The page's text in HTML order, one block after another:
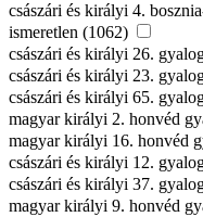
császári és királyi 4.
ismeretlen (1062)
császári és királyi 26.
császári és királyi 23.
császári és királyi 65.
magyar királyi 2. honvéd
magyar királyi 16. honvéd
császári és királyi 12.
császári és királyi 37.
magyar királyi 9. honvéd